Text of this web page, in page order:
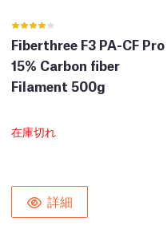
Fiberthree F3 PA-CF Pro
15% Carbon fiber
Filament 500g
在庫切れ
詳細